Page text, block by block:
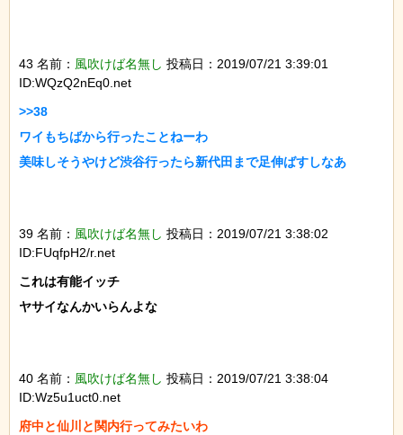
43 名前： 風吹けば名無し 投稿日：2019/07/21 3:39:01
ID:WQzQ2nEq0.net
>>38
ワイもちばから行ったことねーわ
美味しそうやけど渋谷行ったら新代田まで足伸ばすしなあ
39 名前： 風吹けば名無し 投稿日：2019/07/21 3:38:02
ID:FUqfpH2/r.net
これは有能イッチ
ヤサイなんかいらんよな
40 名前： 風吹けば名無し 投稿日：2019/07/21 3:38:04
ID:Wz5u1uct0.net
府中と仙川と関内行ってみたいわ